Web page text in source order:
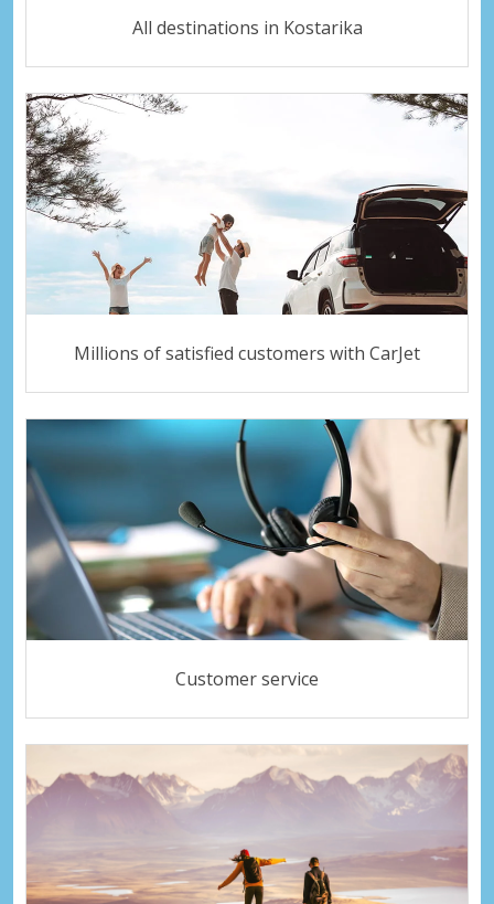
All destinations in Kostarika
Millions of satisfied customers with CarJet
Customer service